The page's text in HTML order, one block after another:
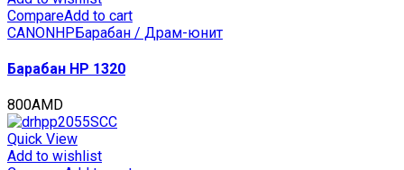
CompareAdd to cart
CANONHPБарабан / Драм-юнит
Барабан HP 1320
800AMD
Quick View
Add to wishlist